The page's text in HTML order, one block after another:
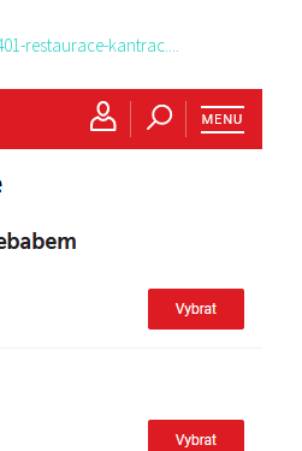
restaurace-kantrac....